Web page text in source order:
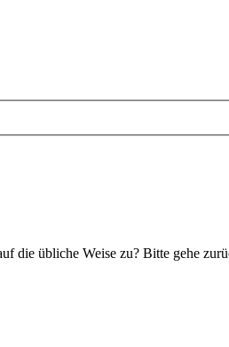
die übliche Weise zu? Bitte gehe